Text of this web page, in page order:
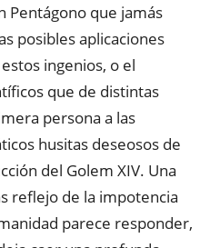
Pentágono que jamás
posibles aplicaciones
ingenios, o el
que de distintas
persona a las
husitas deseosos de
del Golem XIV. Una
reflejo de la impotencia
parece responder,